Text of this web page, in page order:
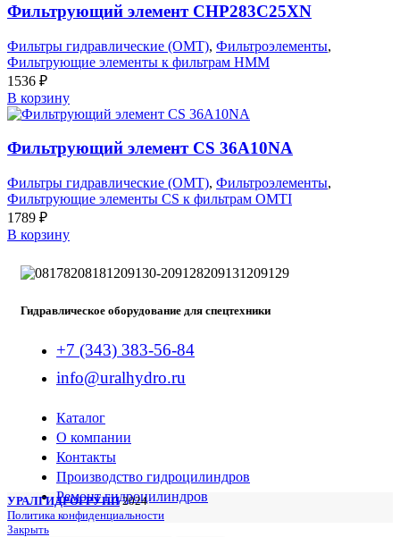
Фильтрующий элемент CHP283C25XN
Фильтры гидравлические (OMT), Фильтроэлементы,
Фильтрующие элементы к фильтрам HMM
1536 ₽
В корзину
Фильтрующий элемент CS 36A10NA
Фильтры гидравлические (OMT), Фильтроэлементы,
Фильтрующие элементы CS к фильтрам OMTI
1789 ₽
В корзину
Гидравлическое оборудование для спецтехники
+7 (343) 383-56-84
info@uralhydro.ru
Каталог
О компании
Контакты
Производство гидроцилиндров
Ремонт гидроцилиндров
УРАЛГИДРОГРУПП 2024
Политика конфиденциальности
Закрыть